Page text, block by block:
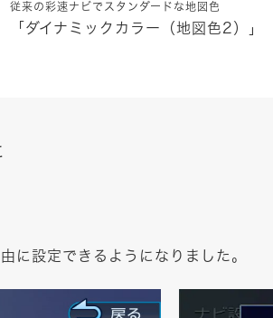
従来の彩速ナビでスタンダードな地図色
「ダイナミックカラー（地図色2）」
に設定できるようになりました。